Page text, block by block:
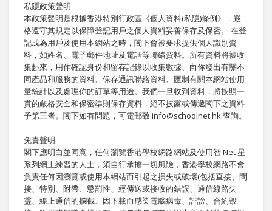
私隱政策聲明
本政策聲明是根據香港特別行政區《個人資料(私隱)條例》，嚴
格遵守其規定以保障登記用戶之個人資料妥善保存及保密。 在登
記成為用戶及使用本網站之時，閣下會被要求提供個人識別資
料，如姓名、電子郵件地址及電話等聯絡資料。所有資料將被收
集起來，用作確認身份和留存記錄以收集數據、向你發出有關不
同產品和服務的資料、保存通訊聯絡資料、匯制有關本網站使用
量統計以及處理你的訂單等用途。我們一旦收到資料，將按照一
貫的嚴格安全和保密準則保存資料，絕不披露或傳遞閣下之資料
予第三者。閣下如有問題，可電郵致 info@schoolnet.hk 查詢。
免責聲明
閣下應明白並同意，任何瀏覽香港學校網路網站及使用智 Net 星
系列網上練習的人士，須自行承擔一切風險，香港學校網路不會
負責任何因瀏覽或使用本網站而引起之損失或破壞(包括直接、間
接、特別、附帶、懲罰性、經傳送或接收的錯誤、通信線路失
靈、線上通信的攔截、因下載而感染電腦病毒、誹謗、合約毀